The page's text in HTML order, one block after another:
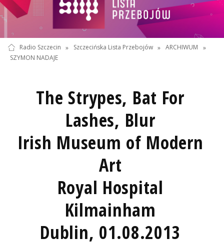
Radio Szczecin » Szczecińska Lista Przebojów » ARCHIWUM
»
SZYMON NADAJE
The Strypes, Bat For
Lashes, Blur
Irish Museum of Modern
Art
Royal Hospital
Kilmainham
Dublin, 01.08.2013